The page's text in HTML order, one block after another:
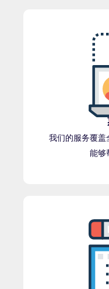
我们的服务覆
能够